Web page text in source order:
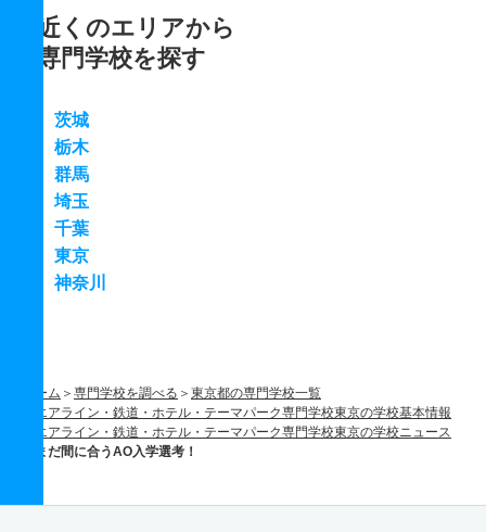
近くのエリアから
専門学校を探す
茨城
栃木
群馬
埼玉
千葉
東京
神奈川
ホーム 専門学校を調べる
東京都の専門学校一覧
エアライン・鉄道・ホテル・テーマパーク専門学校東京の学校基本情報
エアライン・鉄道・ホテル・テーマパーク専門学校東京の学校ニュース
まだ間に合うAO入学選考！